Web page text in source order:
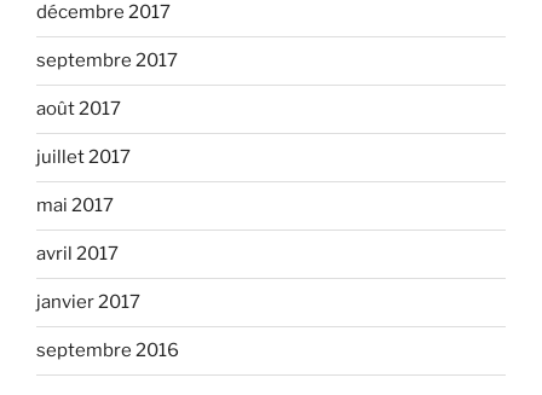
décembre 2017
septembre 2017
août 2017
juillet 2017
mai 2017
avril 2017
janvier 2017
septembre 2016